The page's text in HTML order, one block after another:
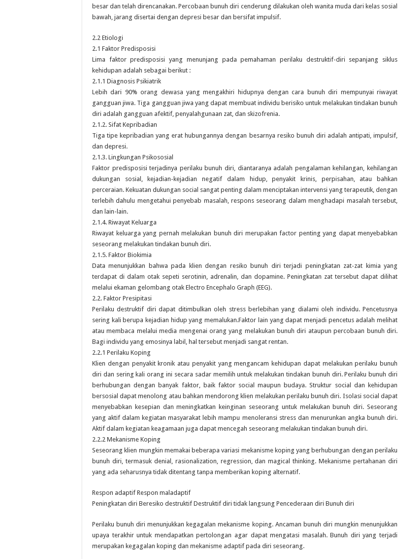
besar dan telah direncanakan. Percobaan bunuh diri cenderung dilakukan oleh wanita muda dari kelas sosial
bawah, jarang disertai dengan depresi besar dan bersifat impulsif.
2.2 Etiologi
2.1 Faktor Predisposisi
Lima faktor predisposisi yang menunjang pada pemahaman perilaku destruktif-diri sepanjang siklus
kehidupan adalah sebagai berikut :
2.1.1 Diagnosis Psikiatrik
Lebih dari 90% orang dewasa yang mengakhiri hidupnya dengan cara bunuh diri mempunyai riwayat
gangguan jiwa. Tiga gangguan jiwa yang dapat membuat individu berisiko untuk melakukan tindakan bunuh
diri adalah gangguan afektif, penyalahgunaan zat, dan skizofrenia.
2.1.2. Sifat Kepribadian
Tiga tipe kepribadian yang erat hubungannya dengan besarnya resiko bunuh diri adalah antipati, impulsif,
dan depresi.
2.1.3. Lingkungan Psikososial
Faktor predisposisi terjadinya perilaku bunuh diri, diantaranya adalah pengalaman kehilangan, kehilangan
dukungan sosial, kejadian-kejadian negatif dalam hidup, penyakit krinis, perpisahan, atau bahkan
perceraian. Kekuatan dukungan social sangat penting dalam menciptakan intervensi yang terapeutik, dengan
terlebih dahulu mengetahui penyebab masalah, respons seseorang dalam menghadapi masalah tersebut,
dan lain-lain.
2.1.4. Riwayat Keluarga
Riwayat keluarga yang pernah melakukan bunuh diri merupakan factor penting yang dapat menyebabkan
seseorang melakukan tindakan bunuh diri.
2.1.5. Faktor Biokimia
Data menunjukkan bahwa pada klien dengan resiko bunuh diri terjadi peningkatan zat-zat kimia yang
terdapat di dalam otak sepeti serotinin, adrenalin, dan dopamine. Peningkatan zat tersebut dapat dilihat
melalui ekaman gelombang otak Electro Encephalo Graph (EEG).
2.2. Faktor Presipitasi
Perilaku destruktif diri dapat ditimbulkan oleh stress berlebihan yang dialami oleh individu. Pencetusnya
sering kali berupa kejadian hidup yang memalukan.Faktor lain yang dapat menjadi pencetus adalah melihat
atau membaca melalui media mengenai orang yang melakukan bunuh diri ataupun percobaan bunuh diri.
Bagi individu yang emosinya labil, hal tersebut menjadi sangat rentan.
2.2.1 Perilaku Koping
Klien dengan penyakit kronik atau penyakit yang mengancam kehidupan dapat melakukan perilaku bunuh
diri dan sering kali orang ini secara sadar memilih untuk melakukan tindakan bunuh diri. Perilaku bunuh diri
berhubungan dengan banyak faktor, baik faktor social maupun budaya. Struktur social dan kehidupan
bersosial dapat menolong atau bahkan mendorong klien melakukan perilaku bunuh diri. Isolasi social dapat
menyebabkan kesepian dan meningkatkan keinginan seseorang untuk melakukan bunuh diri. Seseorang
yang aktif dalam kegiatan masyarakat lebih mampu menoleransi stress dan menurunkan angka bunuh diri.
Aktif dalam kegiatan keagamaan juga dapat mencegah seseorang melakukan tindakan bunuh diri.
2.2.2 Mekanisme Koping
Seseorang klien mungkin memakai beberapa variasi mekanisme koping yang berhubungan dengan perilaku
bunuh diri, termasuk denial, rasionalization, regression, dan magical thinking. Mekanisme pertahanan diri
yang ada seharusnya tidak ditentang tanpa memberikan koping alternatif.
Respon adaptif Respon maladaptif
Peningkatan diri Beresiko destruktif Destruktif diri tidak langsung Pencederaan diri Bunuh diri
Perilaku bunuh diri menunjukkan kegagalan mekanisme koping. Ancaman bunuh diri mungkin menunjukkan
upaya terakhir untuk mendapatkan pertolongan agar dapat mengatasi masalah. Bunuh diri yang terjadi
merupakan kegagalan koping dan mekanisme adaptif pada diri seseorang.